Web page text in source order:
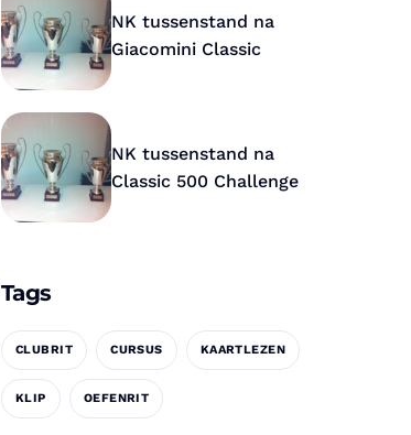
NK tussenstand na
Giacomini Classic
NK tussenstand na
Classic 500 Challenge
Tags
CLUBRIT CURSUS KAARTLEZEN
KLIP OEFENRIT